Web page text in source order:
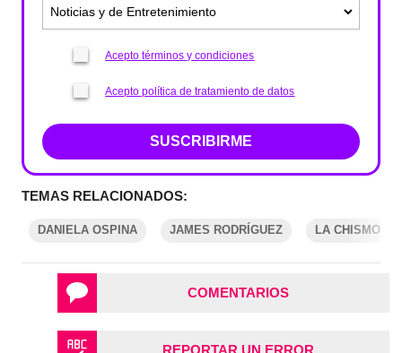
Acepto términos y condiciones
Acepto política de tratamiento de datos
SUSCRIBIRME
TEMAS RELACIONADOS:
DANIELA OSPINA JAMES RODRÍGUEZ LA CHISMOSA
COMENTARIOS
REPORTAR UN ERROR